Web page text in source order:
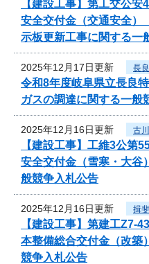
【建設工事】第工交公安
安全交付金（交通安全）
示板更新工事に関する一
2025年12月17日更新 長
令和8年度岐阜県立長良
ガスの調達に関する一般
2025年12月16日更新 古
【建設工事】工維3公
安全交付金（雪寒・大
般競争入札公告
2025年12月16日更新 揖
【建設工事】第建工
本整備総合交付金（改築
競争入札公告